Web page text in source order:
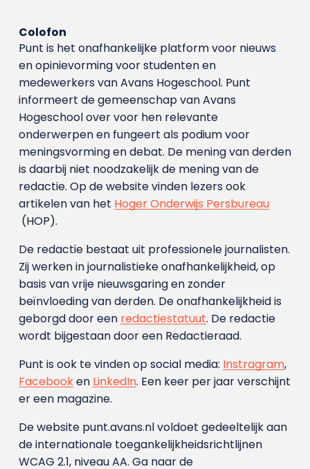
Colofon
Punt is het onafhankelijke platform voor nieuws
en opinievorming voor studenten en
medewerkers van Avans Hoge­school. Punt
informeert de gemeenschap van Avans
Hogeschool over voor hen relevante
onderwerpen en fungeert als podium voor
meningsvorming en debat. De mening van derden
is daarbij niet noodzakelijk de mening van de
redactie. Op de website vinden lezers ook
artikelen van het Hoger Onderwijs Persbureau
(HOP).
De redactie bestaat uit professionele journalisten.
Zij werken in journalistieke onafhankelijkheid, op
basis van vrije nieuwsgaring en zonder
beïnvloeding van derden. De onafhankelijkheid is
geborgd door een redactiestatuut. De redactie
wordt bijgestaan door een Redactieraad.
Punt is ook te vinden op social media: Instragram,
Facebooken LinkedIn. Een keer per jaar verschijnt
er een magazine.
De website punt.avans.nl voldoet gedeeltelijk aan
de internationale toegankelijkheidsrichtlijnen
WCAG 2.1, niveau AA. Ga naar de